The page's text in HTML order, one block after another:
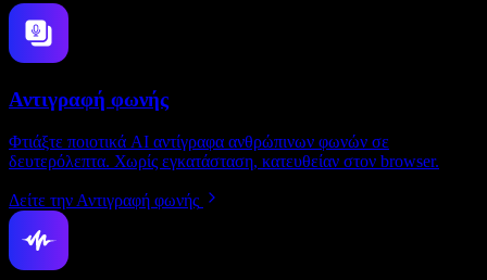
Αντιγραφή φωνής
Φτιάξτε ποιοτικά AI αντίγραφα ανθρώπινων φωνών σε
δευτερόλεπτα. Χωρίς εγκατάσταση, κατευθείαν στον browser.
Δείτε την Αντιγραφή φωνής